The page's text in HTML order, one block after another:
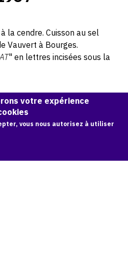
la cendre. Cuisson au sel
Vauvert à Bourges.
" en lettres incisées sous la
Lerat © Photo Lysiane Gauthier
ŒUVRE
avec robe d'été à carreau
votre expérience
vous nous autorisez à utiliser